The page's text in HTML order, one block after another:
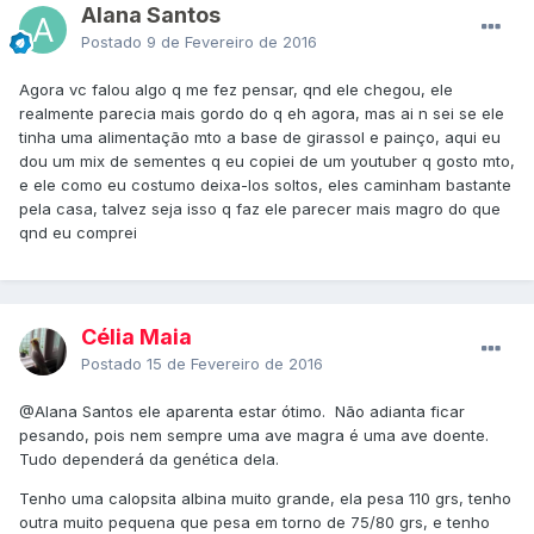
Alana Santos
Postado 9 de Fevereiro de 2016
Agora vc falou algo q me fez pensar, qnd ele chegou, ele
realmente parecia mais gordo do q eh agora, mas ai n sei se ele
tinha uma alimentação mto a base de girassol e painço, aqui eu
dou um mix de sementes q eu copiei de um youtuber q gosto mto,
e ele como eu costumo deixa-los soltos, eles caminham bastante
pela casa, talvez seja isso q faz ele parecer mais magro do que
qnd eu comprei
Célia Maia
Postado 15 de Fevereiro de 2016
@Alana Santos ele aparenta estar ótimo. Não adianta ficar
pesando, pois nem sempre uma ave magra é uma ave doente.
Tudo dependerá da genética dela.
Tenho uma calopsita albina muito grande, ela pesa 110 grs, tenho
outra muito pequena que pesa em torno de 75/80 grs, e tenho